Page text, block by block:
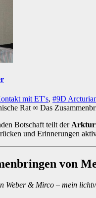
mit ET's, #9D
Botschaft teilt der
und Erinnerungen
von
Weber & Mirco – mein